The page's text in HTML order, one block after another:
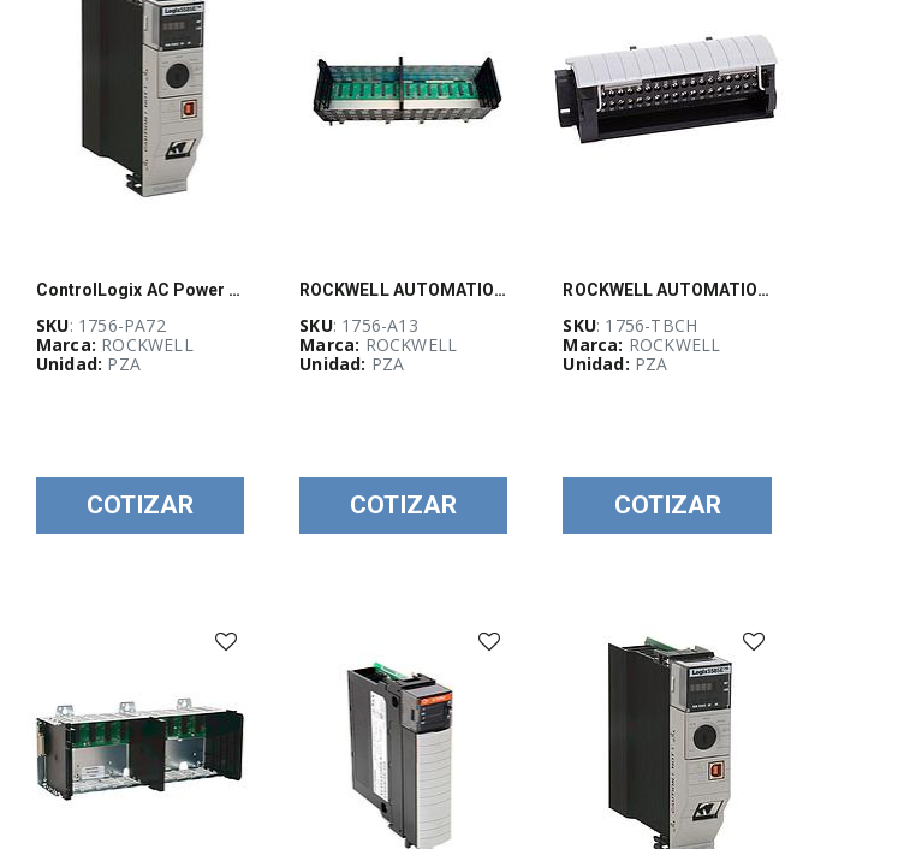
ControlLogix AC Power Supply
SKU: 1756-PA72
Marca: ROCKWELL
Unidad: PZA
COTIZAR
ROCKWELL AUTOMATION, Chassis de 13 slots para ControlLogix - 1756A13
SKU: 1756-A13
Marca: ROCKWELL
Unidad: PZA
COTIZAR
ROCKWELL AUTOMATION, Bloque de 36 terminales de tornillo para ControlLogix - 1756TBCH
SKU: 1756-TBCH
Marca: ROCKWELL
Unidad: PZA
COTIZAR